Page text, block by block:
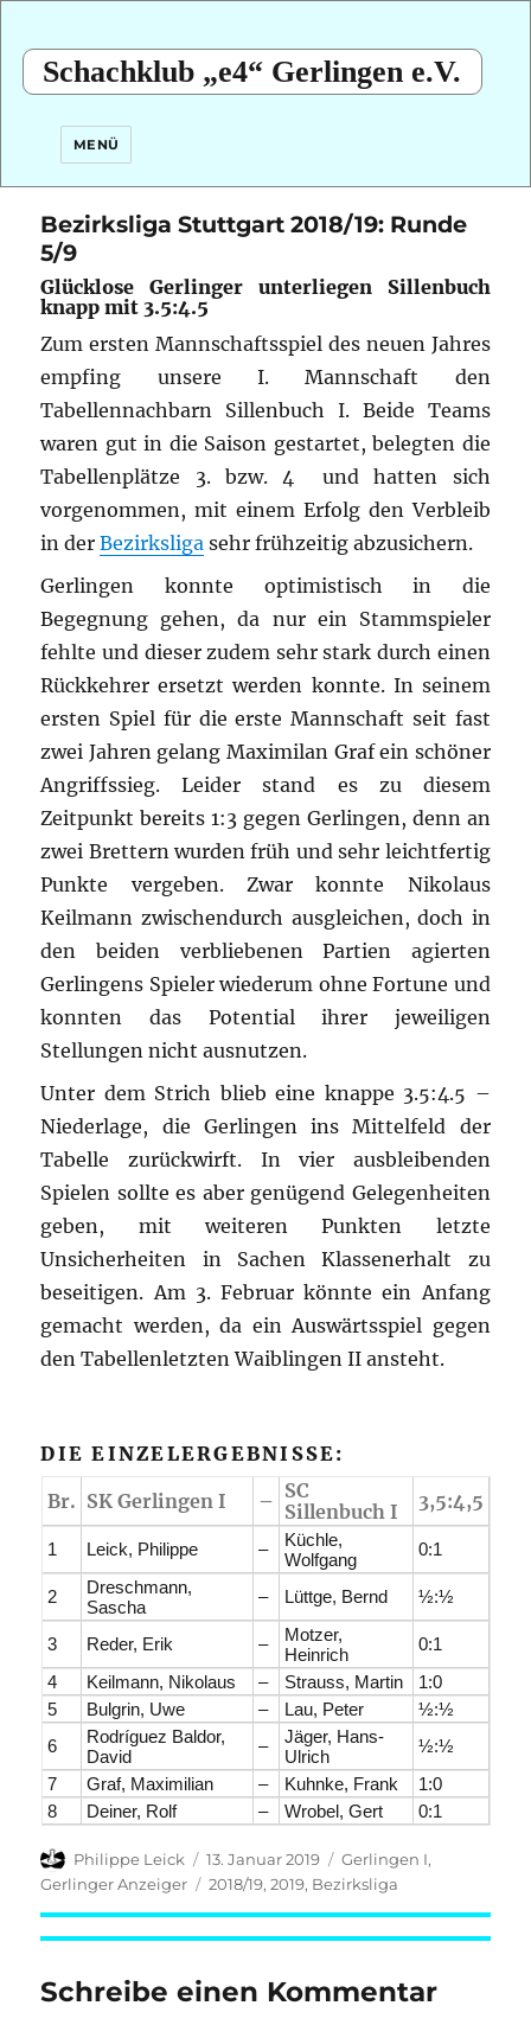
Schachklub „e4“ Gerlingen e.V.
MENÜ
Bezirksliga Stuttgart 2018/19: Runde
5/9
Glücklose Gerlinger unterliegen Sillenbuch
knapp mit 3.5:4.5
Zum ersten Mannschaftsspiel des neuen Jahres
empfing unsere I. Mannschaft den
Tabellennachbarn Sillenbuch I. Beide Teams
waren gut in die Saison gestartet, belegten die
Tabellenplätze 3. bzw. 4 und hatten sich
vorgenommen, mit einem Erfolg den Verbleib
in derBezirksliga sehr frühzeitig abzusichern.
Gerlingen konnte optimistisch in die
Begegnung gehen, da nur ein Stammspieler
fehlte und dieser zudem sehr stark durch einen
Rückkehrer ersetzt werden konnte. In seinem
ersten Spiel für die erste Mannschaft seit fast
zwei Jahren gelang Maximilan Graf ein schöner
Angriffssieg. Leider stand es zu diesem
Zeitpunkt bereits 1:3 gegen Gerlingen, denn an
zwei Brettern wurden früh und sehr leichtfertig
Punkte vergeben. Zwar konnte Nikolaus
Keilmann zwischendurch ausgleichen, doch in
den beiden verbliebenen Partien agierten
Gerlingens Spieler wiederum ohne Fortune und
konnten das Potential ihrer jeweiligen
Stellungen nicht ausnutzen.
Unter dem Strich blieb eine knappe 3.5:4.5 –
Niederlage, die Gerlingen ins Mittelfeld der
Tabelle zurückwirft. In vier ausbleibenden
Spielen sollte es aber genügend Gelegenheiten
geben, mit weiteren Punkten letzte
Unsicherheiten in Sachen Klassenerhalt zu
beseitigen. Am 3. Februar könnte ein Anfang
gemacht werden, da ein Auswärtsspiel gegen
den Tabellenletzten Waiblingen II ansteht.
DIE EINZELERGEBNISSE:
Br. SK Gerlingen I – SC
Sillenbuch I
3,5:4,5
1 Leick, Philippe –
Küchle,
Wolfgang
0:1
2
Dreschmann,
Sascha
– Lüttge, Bernd ½:½
3 Reder, Erik –
Motzer,
Heinrich
0:1
4
Keilmann, Nikolaus – Strauss, Martin
1:0
5
Bulgrin, Uwe – Lau, Peter
½:½
6
Rodríguez Baldor,
David
–
Jäger, Hans-
Ulrich
½:½
7
Graf, Maximilian – Kuhnke, Frank
1:0
8
Deiner, Rolf – Wrobel, Gert 0:1
Autor
Philippe Leick
Veröffentlicht
am
13. Januar 2019 Kategorien
Gerlingen I,
Gerlinger Anzeiger
Schlagwörter
2018/19,2019, Bezirksliga
Schreibe einen Kommentar